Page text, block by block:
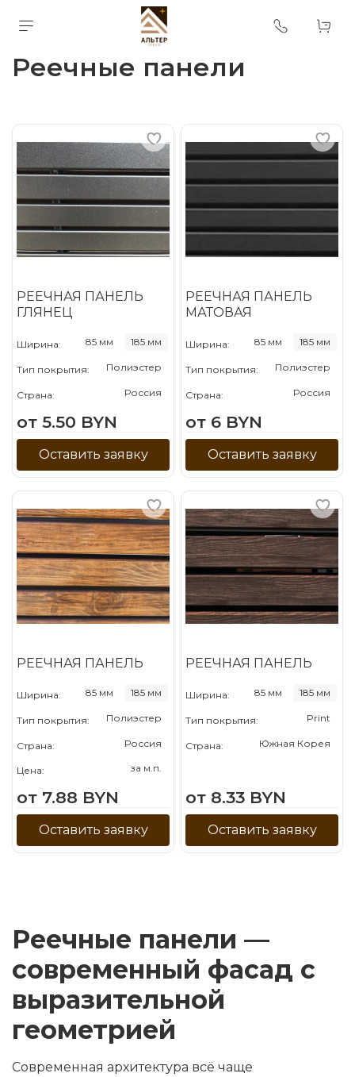
Реечные панели
РЕЕЧНАЯ ПАНЕЛЬ
ГЛЯНЕЦ
Ширина: 85 мм 185 мм
Тип покрытия: Полиэстер
Страна: Россия
от 5.50 BYN
Оставить заявку
РЕЕЧНАЯ ПАНЕЛЬ
МАТОВАЯ
Ширина: 85 мм 185 мм
Тип покрытия: Полиэстер
Страна: Россия
от 6 BYN
Оставить заявку
РЕЕЧНАЯ ПАНЕЛЬ
Ширина: 85 мм 185 мм
Тип покрытия: Полиэстер
Страна: Россия
Цена: за м.п.
от 7.88 BYN
Оставить заявку
РЕЕЧНАЯ ПАНЕЛЬ
Ширина: 85 мм 185 мм
Тип покрытия: Print
Страна: Южная Корея
от 8.33 BYN
Оставить заявку
Реечные панели —
современный фасад с
выразительной
геометрией
Современная архитектура всё чаще